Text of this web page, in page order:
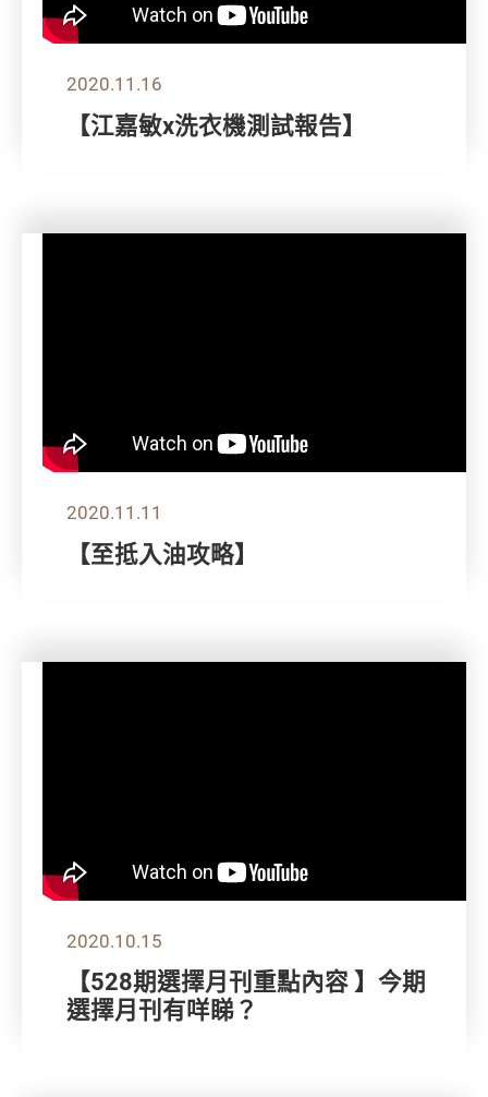
2020.11.16
【江嘉敏x洗衣機測試報告】
2020.11.11
【至抵入油攻略】
2020.10.15
【528期選擇月刊重點內容 】今期
選擇月刊有咩睇？